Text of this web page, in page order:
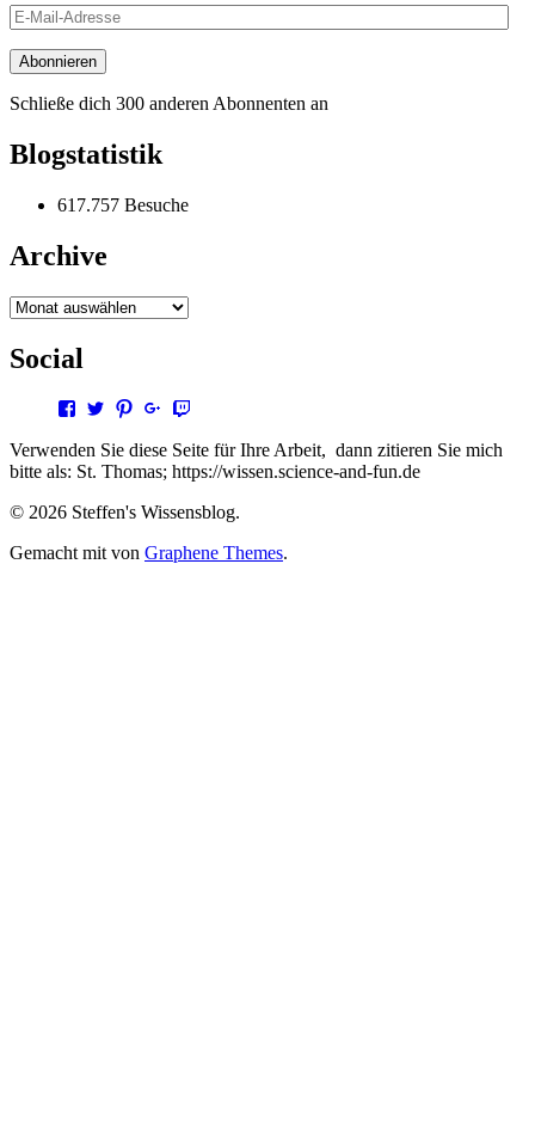
E-
Mail-
Adresse
Abonnieren
Schließe dich 300 anderen Abonnenten an
Blogstatistik
617.757 Besuche
Archive
Archive
Social
Profil
steffen.thomas1
auf
Facebook
anzeigen
Profil
steto123
auf
Twitter
anzeigen
Profil
steffen3669
auf
Pinterest
anzeigen
Profil
Steffen
Thomas
auf
Google+
anzeigen
steto123
auf
Twitch
anzeigen
Verwenden Sie diese Seite für Ihre Arbeit, dann zitieren Sie mich
bitte als: St. Thomas; https://wissen.science-and-fun.de
© 2026 Steffen's Wissensblog.
Gemacht mit von Graphene Themes.